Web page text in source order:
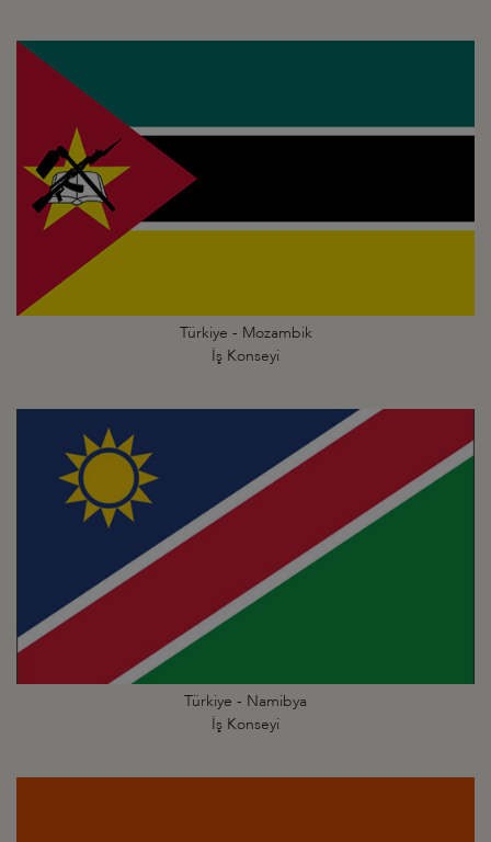
Türkiye - Mozambik
İş Konseyi
Türkiye - Namibya
İş Konseyi